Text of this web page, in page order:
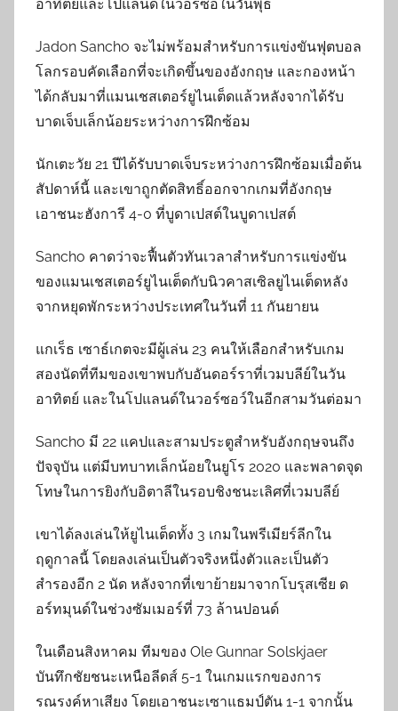
อาทิตย์และโปแลนด์ในวอร์ซอในวันพุธ
Jadon Sancho จะไม่พร้อมสำหรับการแข่งขันฟุตบอล
โลกรอบคัดเลือกที่จะเกิดขึ้นของอังกฤษ และกองหน้า
ได้กลับมาที่แมนเชสเตอร์ยูไนเต็ดแล้วหลังจากได้รับ
บาดเจ็บเล็กน้อยระหว่างการฝึกซ้อม
นักเตะวัย 21 ปีได้รับบาดเจ็บระหว่างการฝึกซ้อมเมื่อต้น
สัปดาห์นี้ และเขาถูกตัดสิทธิ์ออกจากเกมที่อังกฤษ
เอาชนะฮังการี 4-0 ที่บูดาเปสต์ในบูดาเปสต์
Sancho คาดว่าจะฟื้นตัวทันเวลาสำหรับการแข่งขัน
ของแมนเชสเตอร์ยูไนเต็ดกับนิวคาสเซิลยูไนเต็ดหลัง
จากหยุดพักระหว่างประเทศในวันที่ 11 กันยายน
แกเร็ธ เซาธ์เกตจะมีผู้เล่น 23 คนให้เลือกสำหรับเกม
สองนัดที่ทีมของเขาพบกับอันดอร์ราที่เวมบลีย์ในวัน
อาทิตย์ และในโปแลนด์ในวอร์ซอว์ในอีกสามวันต่อมา
Sancho มี 22 แคปและสามประตูสำหรับอังกฤษจนถึง
ปัจจุบัน แต่มีบทบาทเล็กน้อยในยูโร 2020 และพลาดจุด
โทษในการยิงกับอิตาลีในรอบชิงชนะเลิศที่เวมบลีย์
เขาได้ลงเล่นให้ยูไนเต็ดทั้ง 3 เกมในพรีเมียร์ลีกใน
ฤดูกาลนี้ โดยลงเล่นเป็นตัวจริงหนึ่งตัวและเป็นตัว
สำรองอีก 2 นัด หลังจากที่เขาย้ายมาจากโบรุสเซีย ด
อร์ทมุนด์ในช่วงซัมเมอร์ที่ 73 ล้านปอนด์
ในเดือนสิงหาคม ทีมของ Ole Gunnar Solskjaer
บันทึกชัยชนะเหนือลีดส์ 5-1 ในเกมแรกของการ
รณรงค์หาเสียง โดยเอาชนะเซาแธมป์ตัน 1-1 จากนั้น